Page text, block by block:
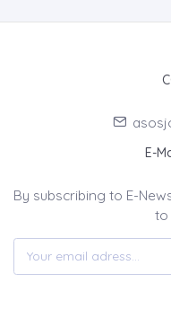
E-
By subscribing to E-
to